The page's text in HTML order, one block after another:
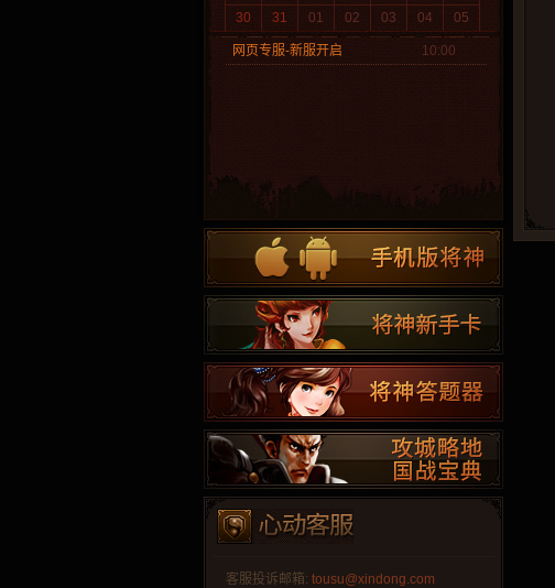
30
31 01 02 03 04 05
网页专服-新服开启 10:00
客服投诉邮箱: tousu@xindong.com